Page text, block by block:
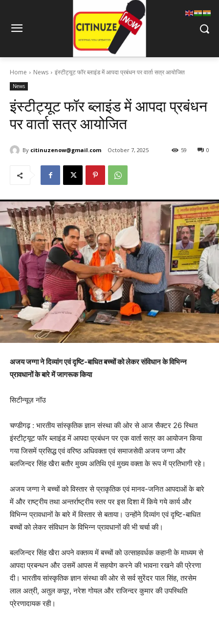
Home News इंस्टीट्यूट फॉर ब्लाइंड में आपदा प्रबंधन पर वार्ता सत्र आयोजित
News
इंस्टीट्यूट फॉर ब्लाइंड में आपदा प्रबंधन
पर वार्ता सत्र आयोजित
By citinuzenow@gmail.com October 7, 2025 0
59
अजय जग्गा ने दिव्यांग एवं दृष्टि-बाधित बच्चों को लेकर संविधान के विभिन्न
प्रावधानों के बारे में जागरूक किया
सिटीन्यूज़ नॉउ
चण्डीगढ़ : भारतीय सांस्कृतिक ज्ञान संस्था की ओर से आज सैक्टर 26 स्थित
इंस्टीट्यूट फॉर ब्लाइंड में आपदा प्रबंधन पर एक वार्ता सत्र का आयोजन किया
गया जिसमें प्रसिद्ध एवं वरिष्ठ अधिवक्ता एवं समाजसेवी अजय जग्गा और
बलजिन्दर सिंह खैरा बतौर मुख्य अतिथि एवं मुख्य वक्ता के रूप में प्रतिभागी रहे।
अजय जग्गा ने बच्चों को विस्तार से प्राकृतिक एवं मानव-जनित आपदाओं के बारे
में और राष्ट्रीय तथा अन्तर्राष्ट्रीय स्तर पर इस दिशा में किये गये कार्य और
विभिन्न प्रावधानों के बारे में विस्तार से बताया। उन्होंने दिव्यांग एवं दृष्टि-बाधित
बच्चों को लेकर संविधान के विभिन्न प्रावधानों की भी चर्चा की।
बलजिन्दर सिंह खैरा अपने वक्तव्य में बच्चों को उत्साहवर्धक कहानी के माध्यम से
आपदा प्रबन्धन और उसमें आपस में सहयोग करने की भावना रखने की प्रेरणा
दी। भारतीय सांस्कृतिक ज्ञान संस्था की ओर से सर्व सुरेंदर पाल सिंह, तरसेम
लाल अत्री, अतुल कपूर, नरेश गोयल और राजिन्दर कुमार की उपस्थिति
प्रेरणादायक रही।